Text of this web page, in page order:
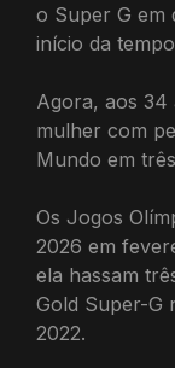
o Super G em
início da
Agora, aos 34
mulher com
Mundo em
Os Jogos
2026 em
ela hassam
Gold Super-G
2022.